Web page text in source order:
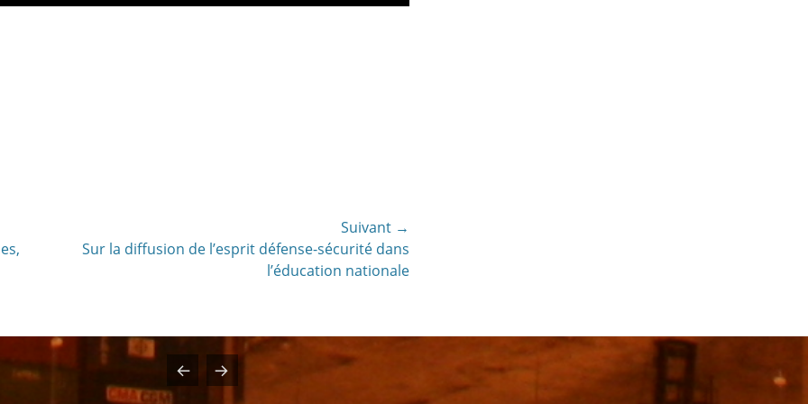
Suivant →
ArticleSur la diffusion de l’esprit défense-sécurité dans
l’éducation nationale